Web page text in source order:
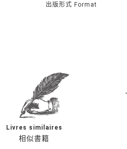
出版形式 Format
相似書籍
Livres similaires